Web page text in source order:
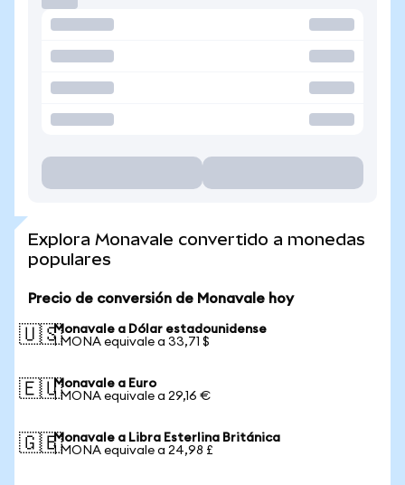
Explora Monavale convertido a monedas
populares
Precio de conversión de Monavale hoy
🇺🇸Monavale a Dólar estadounidense
1 MONA equivale a 33,71 $
🇪🇺Monavale a Euro
1 MONA equivale a 29,16 €
🇬🇧Monavale a Libra Esterlina Británica
1 MONA equivale a 24,98 £